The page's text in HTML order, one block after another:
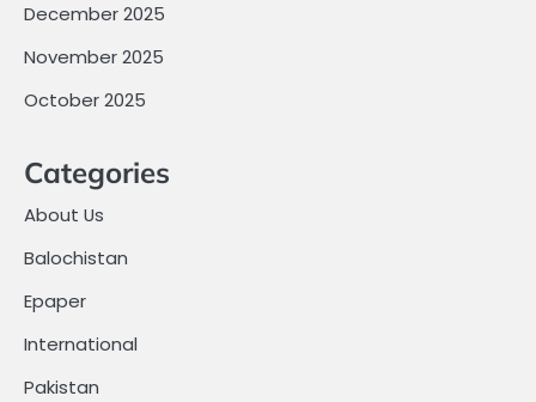
December 2025
November 2025
October 2025
Categories
About Us
Balochistan
Epaper
International
Pakistan